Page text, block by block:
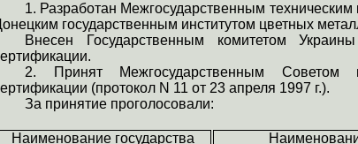
1. Разработан Межгосударственным
государственным институтом цветных
Внесен Государственным комитетом
2. Принят Межгосударственным Советом
(протокол N 11 от 23 апреля 1997 г.).
За принятие проголосовали:
Наименование государства